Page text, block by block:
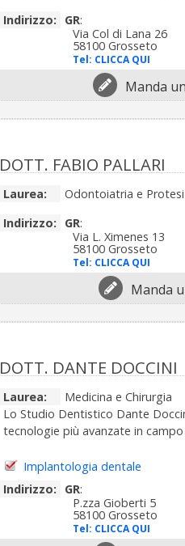
Indirizzo:
GR:
Via Col di Lana 26
58100 Grosseto
Tel: CLICCA QUI
Manda
DOTT. FABIO PALLARI
Laurea:
Odontoiatria e
Indirizzo:
GR:
Via L. Ximenes 13
58100 Grosseto
Tel: CLICCA QUI
Manda
DOTT. DANTE DOCCINI
Laurea:
Medicina e Chirurgia
Lo Studio Dentistico Dante
tecnologie più avanzate in
Implantologia dentale
Indirizzo:
GR:
P.zza Gioberti 5
58100 Grosseto
Tel: CLICCA QUI